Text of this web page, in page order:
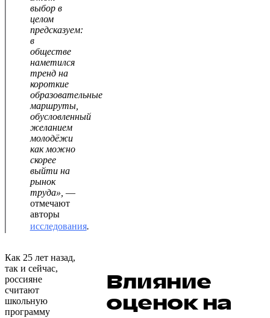
выбор в
целом
предсказуем:
в
обществе
наметился
тренд на
короткие
образовательные
маршруты,
обусловленный
желанием
молодёжи
как можно
скорее
выйти на
рынок
труда», —
отмечают
авторы
исследования.
Как 25 лет назад,
так и сейчас,
россияне
считают
школьную
программу
Влияние
оценок на